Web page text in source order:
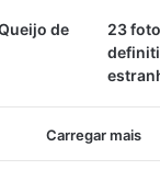
de
23
Carregar mais